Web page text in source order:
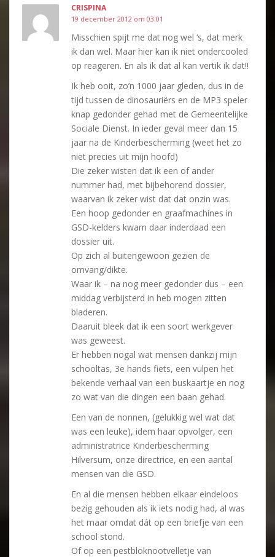
CRISPINA
19 december 2012 om 03:01
Misschien spijt me dat nog wel ‘s, dat merk
ik dan wel. Maar hier kan ik niet ondercooled
op reageren. En als ik dat al kan vertik ik dat!!
Ik heb ooit, zo’n 1000 jaar gleden, dus in de
tijd tussen de dinosauriërs en de MP3 speler
knap gedonder gehad met de Gemeentelijke
Sociale Dienst. In ieder geval meer dan 15
jaar na de Kinderbescherming (weet het zo
niet precies uit mijn hoofd)
Die zeker wisten dat ik een of ander
nummer had, met bijbehorend dossier,
waarvan ik zeker wist dat dat onzin was.
Een hoop gedonder en graafmachines in
GSD-kelders kwam daar inderdaad een
dossier uit.
Op zich al buitengewoon gezien de
omvang/dikte.
Waar ik – na nog meer gedonder dus – een
middag verbijsterd in heb mogen zitten
bladeren.
Daaruit bleek dat ik een soort werkgever
was geweest.
Er hebben nogal wat mensen dankzij mijn
schooltas, 3e hands fiets, een vulpen het
bekende verhaal van een buskaartje en nog
zo wat van die dingen een baan gehad.
Een van de nonnen, (gelukkig wel wat dat
was een leuke), idem haar opvolger, een
administratrice Kinderbescherming
Hilversum, onze directrice, en een aantal
mensen van die GSD.
En al die mensen hebben elkaar eindeloos
bezig gehouden als ik iets nodig had, al was
het maar omdat dát op een briefje van een
school stond.
Of op een pestbloknootvelletje van